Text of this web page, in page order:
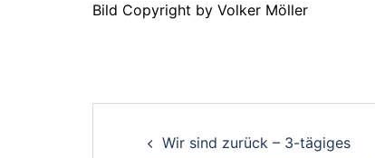
Bild Copyright by Volker Möller
Wir sind zurück – 3-tägiges